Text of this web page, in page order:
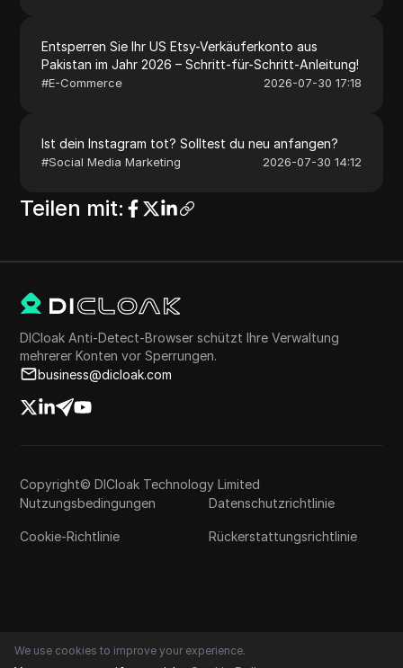
Entsperren Sie Ihr US Etsy-Verkäuferkonto aus
Pakistan im Jahr 2026 – Schritt-für-Schritt-Anleitung!
#E-Commerce 2026-07-30 17:18
Ist dein Instagram tot? Solltest du neu anfangen?
#Social Media Marketing 2026-07-30 14:12
Teilen mit:
DICloak Anti-Detect-Browser schützt Ihre Verwaltung
mehrerer Konten vor Sperrungen.
business@dicloak.com
Copyright© DICloak Technology Limited
Nutzungsbedingungen
Datenschutzrichtlinie
Cookie-Richtlinie Rückerstattungsrichtlinie
We use cookies to improve your experience.